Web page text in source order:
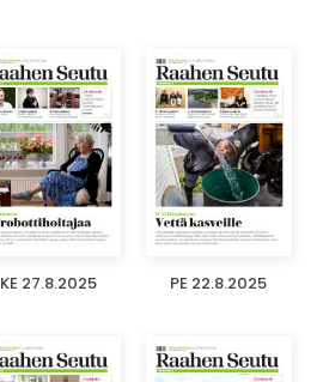
KE 27.8.2025 PE 22.8.2025